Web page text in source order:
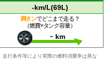
-km/L(69L)
満タンでどこまで走る？
（燃費×タンク容量）
- km
行条件等により実際の燃料消費率は異な